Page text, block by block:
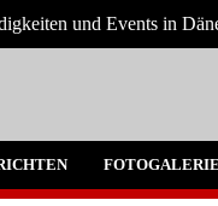
und Events in